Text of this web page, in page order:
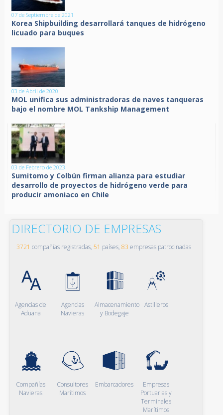
07 de Septiembre de 2021
Korea Shipbuilding desarrollará tanques de hidrógeno
licuado para buques
03 de Abril de 2020
MOL unifica sus administradoras de naves tanqueras
bajo el nombre MOL Tankship Management
03 de Febrero de 2023
Sumitomo y Colbún firman alianza para estudiar
desarrollo de proyectos de hidrógeno verde para
producir amoniaco en Chile
DIRECTORIO DE EMPRESAS
3721 compañías registradas, 51 países, 83 empresas patrocinadas
Agencias de
Aduana
Agencias
Navieras
Almacenamiento
y Bodegaje
Astilleros
Compañías
Navieras
Consultores
Marítimos
Embarcadores
Empresas
Portuarias y
Terminales
Marítimos